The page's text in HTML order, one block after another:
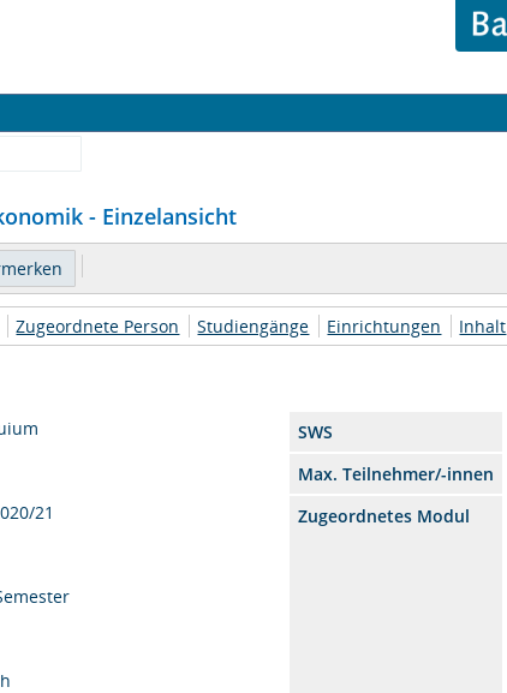
- Einzelansicht
Zugeordnete Person Studiengänge Einrichtungen Inhalt
SWS
Max. Teilnehmer/-innen
21
Zugeordnetes Modul